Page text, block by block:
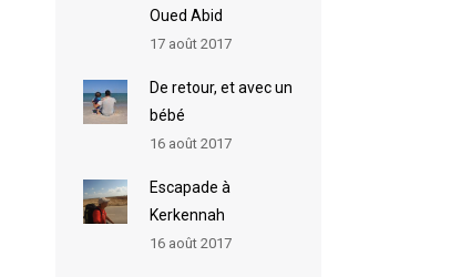
Oued Abid
17 août 2017
De retour, et avec un
bébé
16 août 2017
Escapade à
Kerkennah
16 août 2017